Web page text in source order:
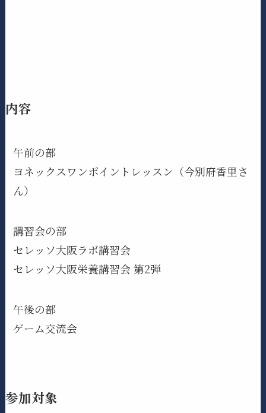
内容
午前の部
ヨネックスワンポイントレッスン（今別府香里さ
ん）
講習会の部
セレッソ大阪ラボ講習会
セレッソ大阪栄養講習会 第2弾
午後の部
ゲーム交流会
参加対象